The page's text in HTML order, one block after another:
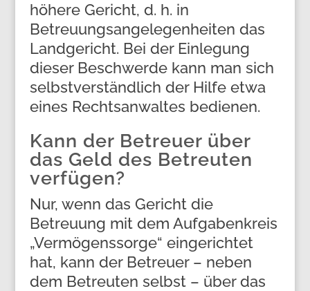
höhere Gericht, d. h. in
Betreuungsangelegenheiten das
Landgericht. Bei der Einlegung
dieser Beschwerde kann man sich
selbstverständlich der Hilfe etwa
eines Rechtsanwaltes bedienen.
Kann der Betreuer über
das Geld des Betreuten
verfügen?
Nur, wenn das Gericht die
Betreuung mit dem Aufgabenkreis
„Vermögenssorge“ eingerichtet
hat, kann der Betreuer – neben
dem Betreuten selbst – über das